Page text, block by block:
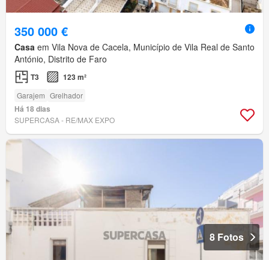
350 000 €
Casa em Vila Nova de Cacela, Município de Vila Real de Santo
António, Distrito de Faro
T3 123 m²
Garajem Grelhador
Há 18 dias
SUPERCASA - RE/MAX EXPO
8 Fotos